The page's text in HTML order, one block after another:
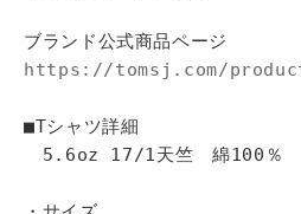
ブランド公式商品ページ
https://tomsj.com/
■Tシャツ詳細
5.6oz 17/1天竺 綿100％